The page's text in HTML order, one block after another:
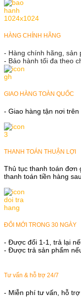
HÀNG CHÍNH HÃNG
- Hàng chính hãng, sản
- Bảo hành tối đa theo
GIAO HÀNG TOÀN QUỐC
- Giao hàng tận nơi trên
THANH TOÁN THUẬN LỢI
Thủ tục thanh toán đơn
thanh toán tiền hàng
ĐỔI MỚI TRONG 30 NGÀY
- Được đổi 1-1, trả lại
- Được trả sản phẩm
Tư vấn & hỗ trợ 24/7
- Miễn phí tư vấn, hỗ